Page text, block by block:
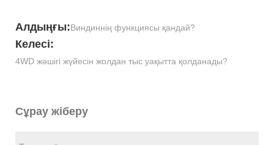
Алдыңғы:Виндиннің функциясы қандай?
Келесі:
4WD жәшігі жүйесін жолдан тыс уақытта қолданады?
Сұрау жіберу